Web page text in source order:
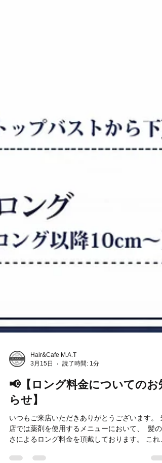
Hair&Cafe M.A.T
3月15日
読了時間: 1分